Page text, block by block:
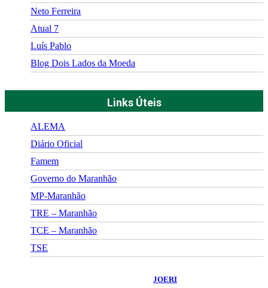
Neto Ferreira
Atual 7
Luís Pablo
Blog Dois Lados da Moeda
Links Úteis
ALEMA
Diário Oficial
Famem
Governo do Maranhão
MP-Maranhão
TRE – Maranhão
TCE – Maranhão
TSE
JOERI